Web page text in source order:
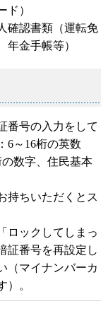
ド）
確認書類（運転免
年金手帳等）
番号の入力をして
6～16桁の英数
数字、住民基本
持ちいただくとス
ロックしてしまっ
証番号を再設定し
（マイナンバーカ
）。